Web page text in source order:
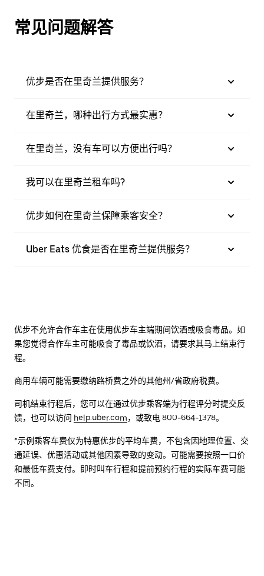
常见问题解答
优步是否在里奇兰提供服务？
在里奇兰，哪种出行方式最实惠？
在里奇兰，没有车可以方便出行吗？
我可以在里奇兰租车吗?
优步如何在里奇兰保障乘客安全？
Uber Eats 优食是否在里奇兰提供服务？
优步不允许合作车主在使用优步车主端期间饮酒或吸食毒品。如
果您觉得合作车主可能吸食了毒品或饮酒，请要求其马上结束行
程。
商用车辆可能需要缴纳路桥费之外的其他州/省政府税费。
司机结束行程后，您可以在通过优步乘客端为行程评分时提交反
馈，也可以访问 help.uber.com，或致电 800-664-1378。
*示例乘客车费仅为特惠优步的平均车费，不包含因地理位置、交
通延误、优惠活动或其他因素导致的变动。可能需要按照一口价
和最低车费支付。即时叫车行程和提前预约行程的实际车费可能
不同。